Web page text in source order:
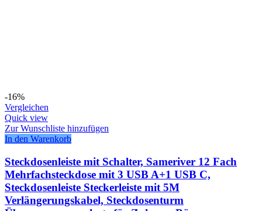
-16%
Vergleichen
Quick view
Zur Wunschliste hinzufügen
In den Warenkorb
Steckdosenleiste mit Schalter, Sameriver 12 Fach
Mehrfachsteckdose mit 3 USB A+1 USB C,
Steckdosenleiste Steckerleiste mit 5M
Verlängerungskabel, Steckdosenturm